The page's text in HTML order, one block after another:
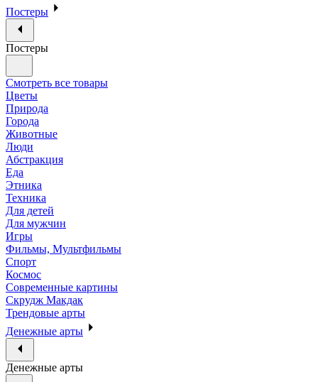
Постеры
Постеры
Смотреть все товары
Цветы
Природа
Города
Животные
Люди
Абстракция
Еда
Этника
Техника
Для детей
Для мужчин
Игры
Фильмы, Мультфильмы
Спорт
Космос
Современные картины
Скрудж Макдак
Трендовые арты
Денежные арты
Денежные арты